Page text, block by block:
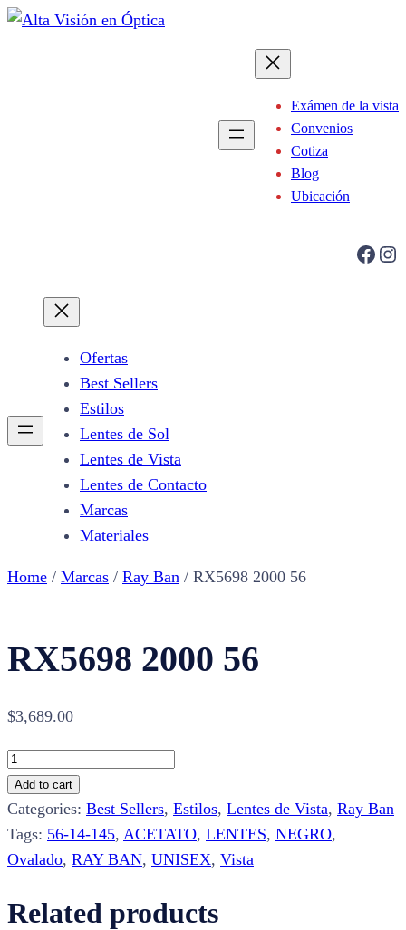
Saltar
Exámen de la vista
Convenios
Cotiza
Blog
Ubicación
Facebook Instagram
Ofertas
Best Sellers
Estilos
Lentes de Sol
Lentes de Vista
Lentes de Contacto
Marcas
Materiales
Home / Marcas / Ray Ban / RX5698 2000 56
RX5698 2000 56
$3,689.00
RX5698
2000
56
quantity
Add to cart
Categories: Best Sellers, Estilos, Lentes de Vista, Ray Ban
Tags: 56-14-145, ACETATO, LENTES, NEGRO,
Ovalado, RAY BAN, UNISEX, Vista
Related products